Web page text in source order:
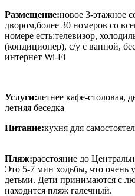
Размещение:новое 3-этажное
двором,более 30 номеров со
номере есть:телевизор,
(кондиционер), с/у с ванной,
интернет Wi-Fi
Услуги:летнее кафе-столовая,
летняя беседка
Питание:кухня для
Пляж:расстояние до
Это 5-7 мин ходьбы, что очень
детьми. Дети принимаются с
находится пляж галечный.